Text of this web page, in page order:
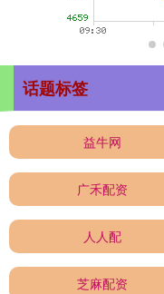
话题标签
益牛网
广禾配资
人人配
芝麻配资